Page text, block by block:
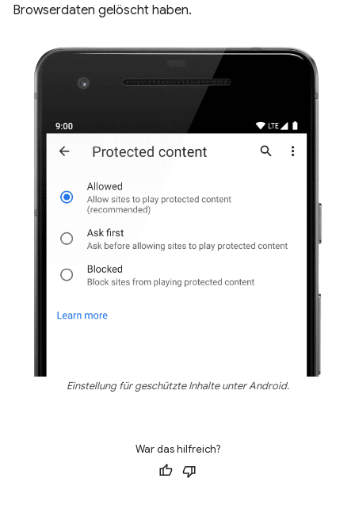
Browserdaten gelöscht haben.
Einstellung für geschützte Inhalte unter Android.
War das hilfreich?